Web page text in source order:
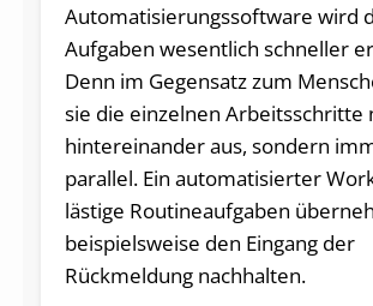
Automatisierungssoftware wird
Aufgaben wesentlich schneller
Denn im Gegensatz zum
sie die einzelnen Arbeitsschritte
hintereinander aus, sondern
parallel. Ein automatisierter
lästige Routineaufgaben
beispielsweise den Eingang der
Rückmeldung nachhalten.